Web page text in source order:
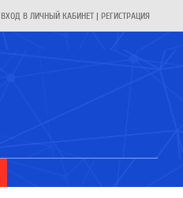
ВХОД В ЛИЧНЫЙ КАБИНЕТ | РЕГИСТРАЦИЯ